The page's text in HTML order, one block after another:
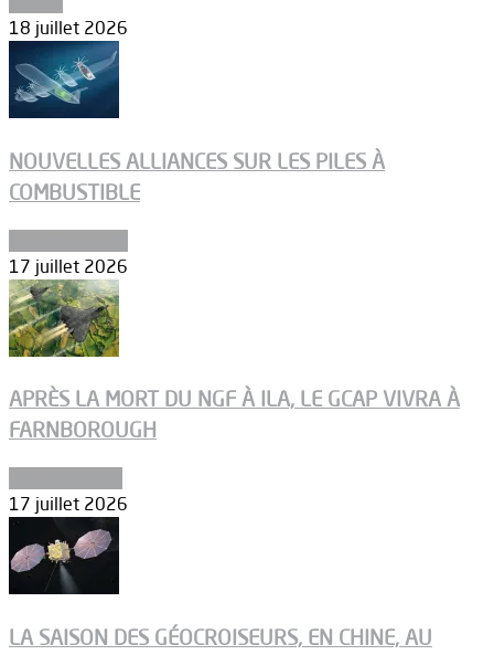
18 juillet 2026
NOUVELLES ALLIANCES SUR LES PILES À
COMBUSTIBLE
17 juillet 2026
APRÈS LA MORT DU NGF À ILA, LE GCAP VIVRA À
FARNBOROUGH
17 juillet 2026
LA SAISON DES GÉOCROISEURS, EN CHINE, AU